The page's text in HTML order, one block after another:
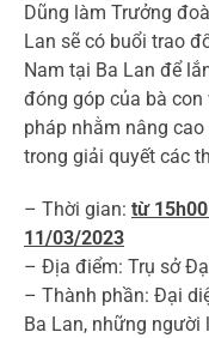
Dũng làm Trưởng
Lan sẽ có buổi trao
Nam tại Ba Lan để
đóng góp của bà
pháp nhằm nâng
trong giải quyết các
– Thời gian: từ
11/03/2023
– Địa điểm: Trụ sở
– Thành phần: Đại
Ba Lan, những người